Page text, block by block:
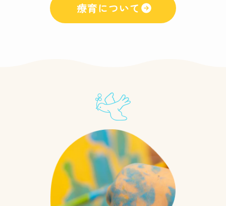
療育について